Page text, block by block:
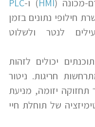
מכונה (HMI) ו-PLC
חילופי נתונים בזמן
לנטר ולשלוט
יכולים לזהות
חריגות. ניטור
יזומה, מניעת
של תוחלת חיי